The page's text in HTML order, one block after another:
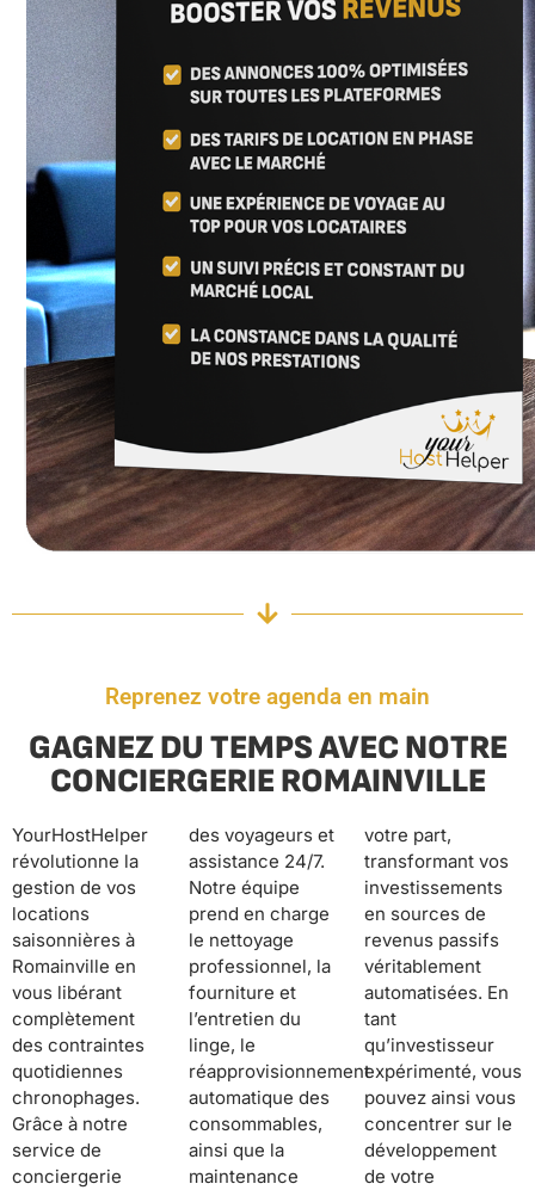
Reprenez votre agenda en main
GAGNEZ DU TEMPS AVEC NOTRE
CONCIERGERIE ROMAINVILLE
YourHostHelper
révolutionne la
gestion de vos
locations
saisonnières à
Romainville en
vous libérant
complètement
des contraintes
quotidiennes
chronophages.
Grâce à notre
service de
conciergerie
des voyageurs et
assistance 24/7.
Notre équipe
prend en charge
le nettoyage
professionnel, la
fourniture et
l’entretien du
linge, le
réapprovisionnement
automatique des
consommables,
ainsi que la
maintenance
votre part,
transformant vos
investissements
en sources de
revenus passifs
véritablement
automatisées. En
tant
qu’investisseur
expérimenté, vous
pouvez ainsi vous
concentrer sur le
développement
de votre